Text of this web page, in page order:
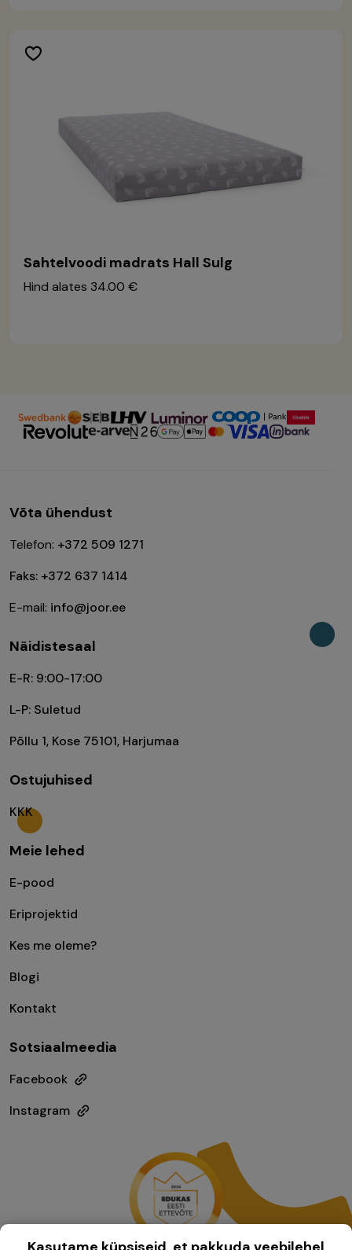
Sahtelvoodi madrats Hall Sulg
Hind alates 34.00 €
Võta ühendust
Telefon: +372 509 1271
Faks: +372 637 1414
E-mail: info@joor.ee
Näidistesaal
E-R: 9:00-17:00
L-P: Suletud
Põllu 1, Kose 75101, Harjumaa
Ostujuhised
KKK
Meie lehed
E-pood
Eriprojektid
Kes me oleme?
Blogi
Kontakt
Sotsiaalmeedia
Facebook
Instagram